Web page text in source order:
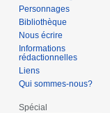
Personnages
Bibliothèque
Nous écrire
Informations
rédactionnelles
Liens
Qui sommes-nous?
Spécial